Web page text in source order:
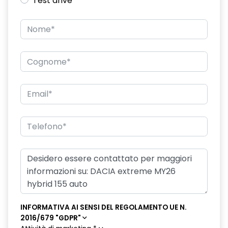
Eco Mode, Start and Stop e indicatore di cambiamento
velocità
Emergency call soggetto alla disponibilità di rete
compatibile 2G/3G o 4G/5G in base al veicolo
Frenata di emergenza anteriore
Ganci Isofix sui posti laterali sul retro
HARM07
Panchetta posteriore frazionabile e ribaltabile 1/3-2/3
Presa da 12V nel bagagliaio
Retrovisori ripiegabili automaticamente con pulsante di
INFORMATIVA AI SENSI DEL REGOLAMENTO UE N.
2016/679 "GDPR"